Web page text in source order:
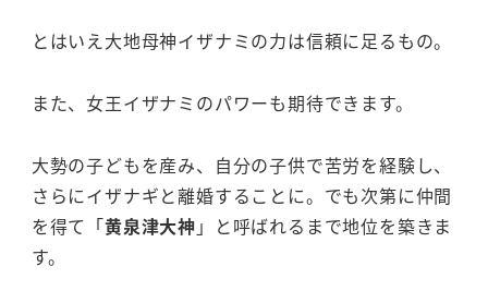
とはいえ大地母神イザナミの力は信頼に足るもの。
また、女王イザナミのパワーも期待できます。
大勢の子どもを産み、自分の子供で苦労を経験し、
さらにイザナギと離婚することに。でも次第に仲間
を得て「黄泉津大神 」と呼ばれるまで地位を築きま
す。